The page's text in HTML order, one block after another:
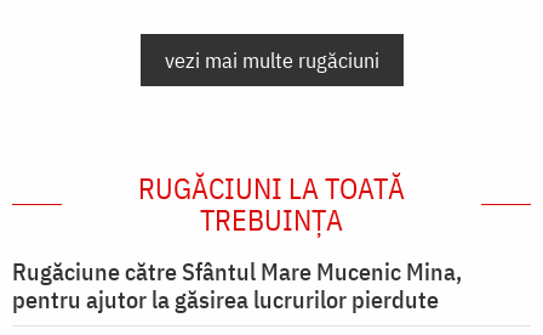
vezi mai multe rugăciuni
RUGĂCIUNI LA TOATĂ
TREBUINȚA
Rugăciune către Sfântul Mare Mucenic Mina,
pentru ajutor la găsirea lucrurilor pierdute